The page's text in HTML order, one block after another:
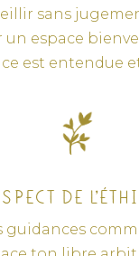
sans
un espace
est entendue
DE
guidances